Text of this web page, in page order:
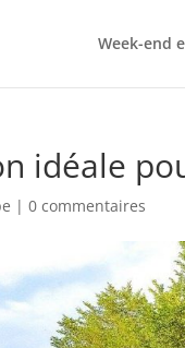
Week-end
idéale
|0 commentaires